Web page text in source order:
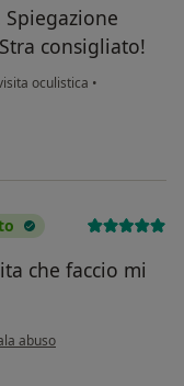
consigliato!
oculistica •
che faccio mi
l'opinione dell'utente
abuso